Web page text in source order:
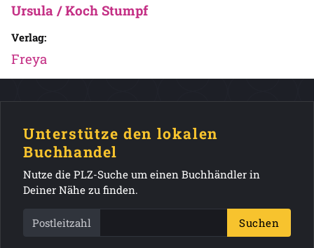
Ursula / Koch Stumpf
Verlag:
Freya
Unterstütze den lokalen
Buchhandel
Nutze die PLZ-Suche um einen Buchhändler in
Deiner Nähe zu finden.
Postleitzahl Suchen